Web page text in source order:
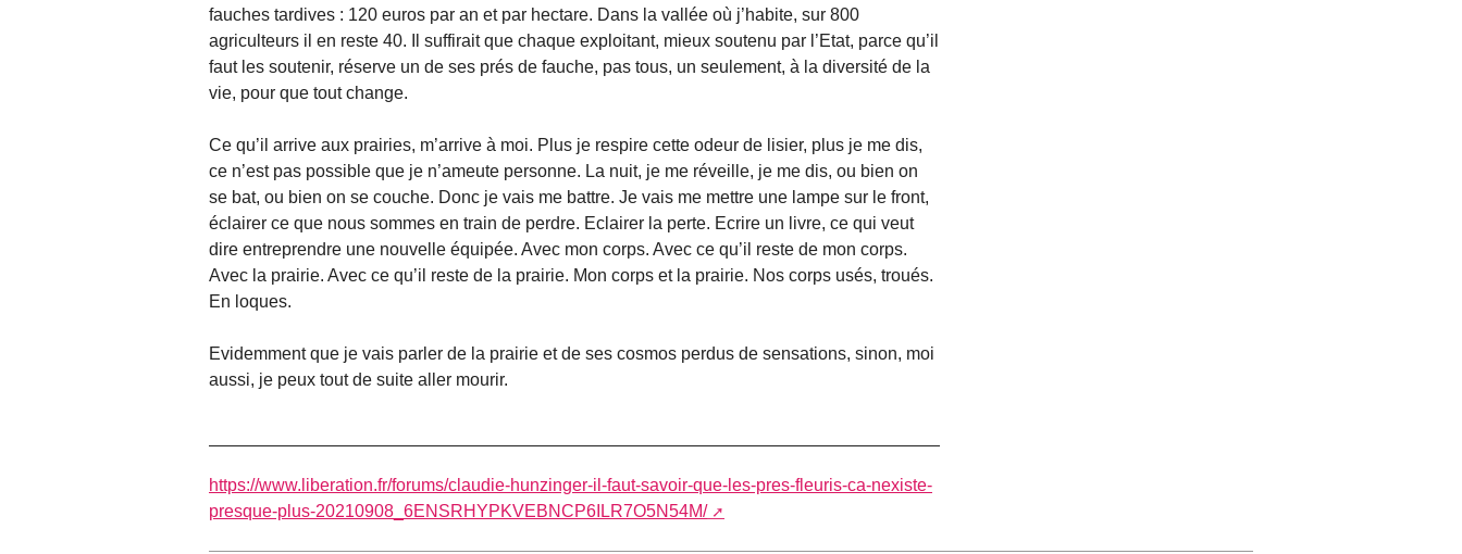
fauches tardives : 120 euros par an et par hectare. Dans la vallée où j’habite, sur 800
agriculteurs il en reste 40. Il suffirait que chaque exploitant, mieux soutenu par l’Etat, parce qu’il
faut les soutenir, réserve un de ses prés de fauche, pas tous, un seulement, à la diversité de la
vie, pour que tout change.
Ce qu’il arrive aux prairies, m’arrive à moi. Plus je respire cette odeur de lisier, plus je me dis,
ce n’est pas possible que je n’ameute personne. La nuit, je me réveille, je me dis, ou bien on
se bat, ou bien on se couche. Donc je vais me battre. Je vais me mettre une lampe sur le front,
éclairer ce que nous sommes en train de perdre. Eclairer la perte. Ecrire un livre, ce qui veut
dire entreprendre une nouvelle équipée. Avec mon corps. Avec ce qu’il reste de mon corps.
Avec la prairie. Avec ce qu’il reste de la prairie. Mon corps et la prairie. Nos corps usés, troués.
En loques.
Evidemment que je vais parler de la prairie et de ses cosmos perdus de sensations, sinon, moi
aussi, je peux tout de suite aller mourir.
https://www.liberation.fr/forums/claudie-hunzinger-il-faut-savoir-que-les-pres-fleuris-ca-nexiste-
presque-plus-20210908_6ENSRHYPKVEBNCP6ILR7O5N54M/